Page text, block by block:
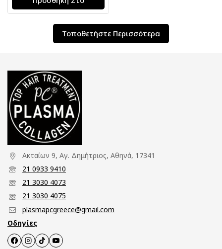
Καλάθι
Τοποθετήστε Περισσότερα
Ακταίων 9, Αγ. Δημήτριος, Αθηνά, 17341
21 0933 9410
21 3030 4073
21 3030 4075
plasmapcgreece@gmail.com
Οδηγίες